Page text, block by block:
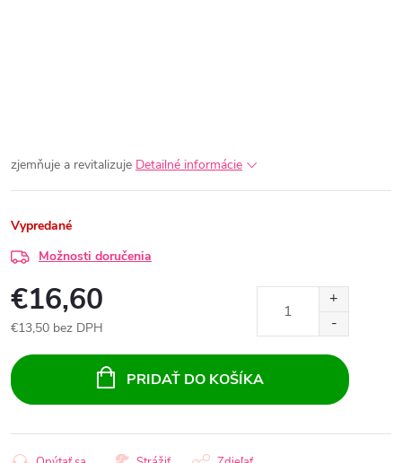
zjemňuje a revitalizuje Detailné informácie
Vypredané
Možnosti doručenia
€16,60
€13,50 bez DPH
cena:
PRIDAŤ DO KOŠÍKA